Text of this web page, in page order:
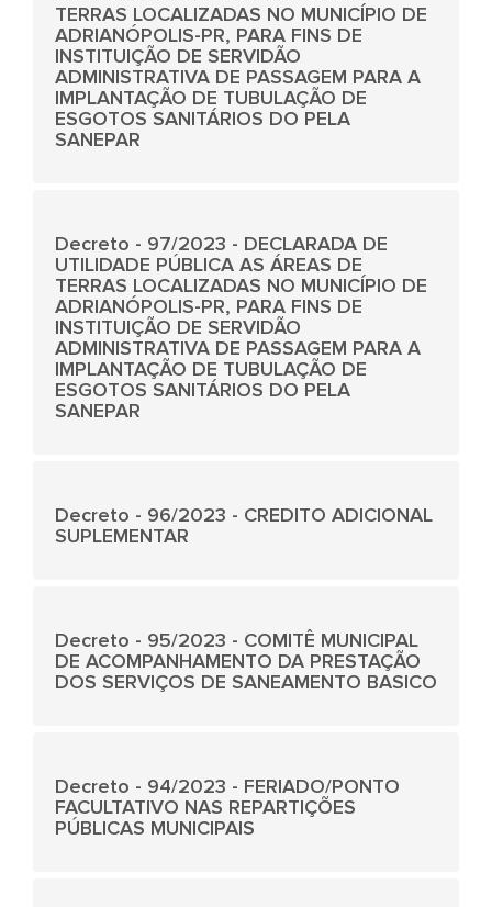
TERRAS LOCALIZADAS NO MUNICÍPIO DE
ADRIANÓPOLIS-PR, PARA FINS DE
INSTITUIÇÃO DE SERVIDÃO
ADMINISTRATIVA DE PASSAGEM PARA A
IMPLANTAÇÃO DE TUBULAÇÃO DE
ESGOTOS SANITÁRIOS DO PELA
SANEPAR
Decreto - 97/2023 - DECLARADA DE
UTILIDADE PÚBLICA AS ÁREAS DE
TERRAS LOCALIZADAS NO MUNICÍPIO DE
ADRIANÓPOLIS-PR, PARA FINS DE
INSTITUIÇÃO DE SERVIDÃO
ADMINISTRATIVA DE PASSAGEM PARA A
IMPLANTAÇÃO DE TUBULAÇÃO DE
ESGOTOS SANITÁRIOS DO PELA
SANEPAR
Decreto - 96/2023 - CREDITO ADICIONAL
SUPLEMENTAR
Decreto - 95/2023 - COMITÊ MUNICIPAL
DE ACOMPANHAMENTO DA PRESTAÇÃO
DOS SERVIÇOS DE SANEAMENTO BASICO
Decreto - 94/2023 - FERIADO/PONTO
FACULTATIVO NAS REPARTIÇÕES
PÚBLICAS MUNICIPAIS